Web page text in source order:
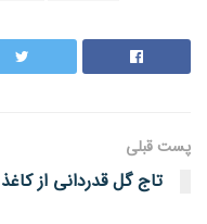
پست قبلی
تاج گل قدردانی از